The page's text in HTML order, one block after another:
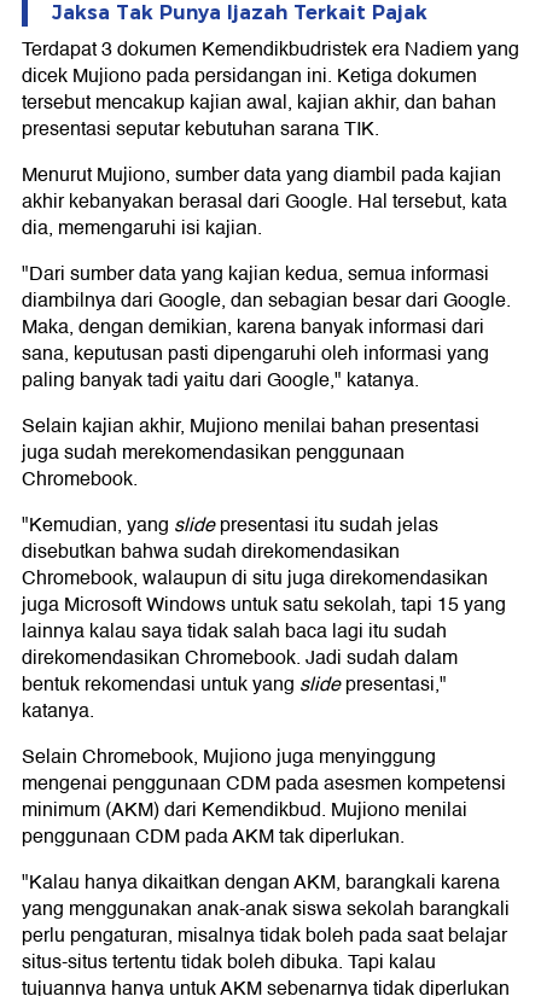
Jaksa Tak Punya Ijazah Terkait Pajak
Terdapat 3 dokumen Kemendikbudristek era Nadiem yang
dicek Mujiono pada persidangan ini. Ketiga dokumen
tersebut mencakup kajian awal, kajian akhir, dan bahan
presentasi seputar kebutuhan sarana TIK.
Menurut Mujiono, sumber data yang diambil pada kajian
akhir kebanyakan berasal dari Google. Hal tersebut, kata
dia, memengaruhi isi kajian.
"Dari sumber data yang kajian kedua, semua informasi
diambilnya dari Google, dan sebagian besar dari Google.
Maka, dengan demikian, karena banyak informasi dari
sana, keputusan pasti dipengaruhi oleh informasi yang
paling banyak tadi yaitu dari Google," katanya.
Selain kajian akhir, Mujiono menilai bahan presentasi
juga sudah merekomendasikan penggunaan
Chromebook.
"Kemudian, yang slidepresentasi itu sudah jelas
disebutkan bahwa sudah direkomendasikan
Chromebook, walaupun di situ juga direkomendasikan
juga Microsoft Windows untuk satu sekolah, tapi 15 yang
lainnya kalau saya tidak salah baca lagi itu sudah
direkomendasikan Chromebook. Jadi sudah dalam
bentuk rekomendasi untuk yang slidepresentasi,"
katanya.
Selain Chromebook, Mujiono juga menyinggung
mengenai penggunaan CDM pada asesmen kompetensi
minimum (AKM) dari Kemendikbud. Mujiono menilai
penggunaan CDM pada AKM tak diperlukan.
"Kalau hanya dikaitkan dengan AKM, barangkali karena
yang menggunakan anak-anak siswa sekolah barangkali
perlu pengaturan, misalnya tidak boleh pada saat belajar
situs-situs tertentu tidak boleh dibuka. Tapi kalau
tujuannya hanya untuk AKM sebenarnya tidak diperlukan